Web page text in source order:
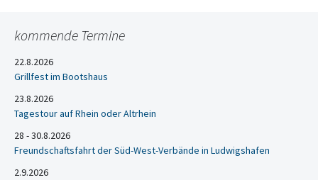
kommende Termine
22.8.2026
Grillfest im Bootshaus
23.8.2026
Tagestour auf Rhein oder Altrhein
28 - 30.8.2026
Freundschaftsfahrt der Süd-West-Verbände in Ludwigshafen
2.9.2026